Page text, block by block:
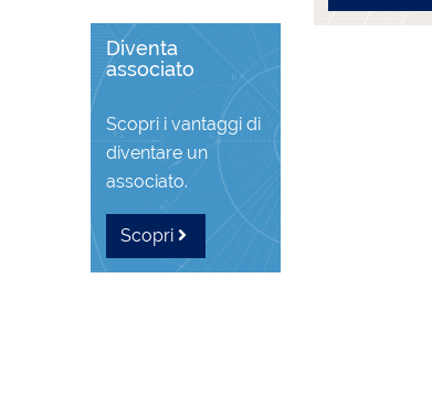
Diventa
associato
Scopri i vantaggi di
diventare un
associato.
Scopri